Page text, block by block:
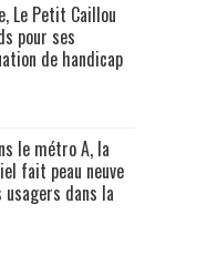
Le Petit Caillou
pour ses
de handicap
le métro A, la
fait peau neuve
dans la